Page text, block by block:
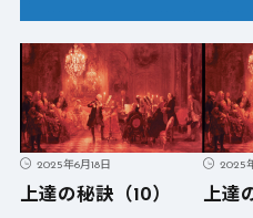
2025年6月18日
上達の秘訣（10）
2025
上達